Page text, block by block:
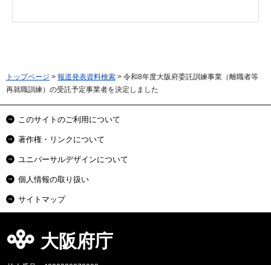
トップページ > 報道発表資料検索 > 令和8年度大阪府委託訓練事業（離職者等
再就職訓練）の受託予定事業者を決定しました
このサイトのご利用について
著作権・リンクについて
ユニバーサルデザインについて
個人情報の取り扱い
サイトマップ
大阪府庁